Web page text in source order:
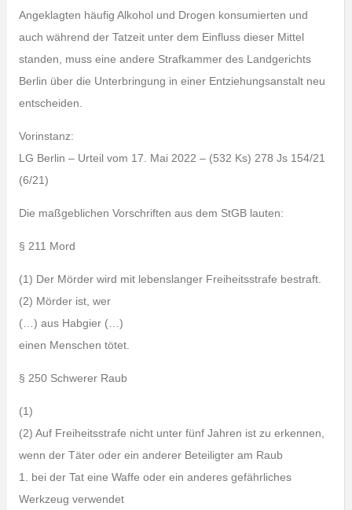
Angeklagten häufig Alkohol und Drogen konsumierten und
auch während der Tatzeit unter dem Einfluss dieser Mittel
standen, muss eine andere Strafkammer des Landgerichts
Berlin über die Unterbringung in einer Entziehungsanstalt neu
entscheiden.
Vorinstanz:
LG Berlin – Urteil vom 17. Mai 2022 – (532 Ks) 278 Js 154/21
(6/21)
Die maßgeblichen Vorschriften aus dem StGB lauten:
§ 211 Mord
(1) Der Mörder wird mit lebenslanger Freiheitsstrafe bestraft.
(2) Mörder ist, wer
(…) aus Habgier (…)
einen Menschen tötet.
§ 250 Schwerer Raub
(1)
(2) Auf Freiheitsstrafe nicht unter fünf Jahren ist zu erkennen,
wenn der Täter oder ein anderer Beteiligter am Raub
1. bei der Tat eine Waffe oder ein anderes gefährliches
Werkzeug verwendet